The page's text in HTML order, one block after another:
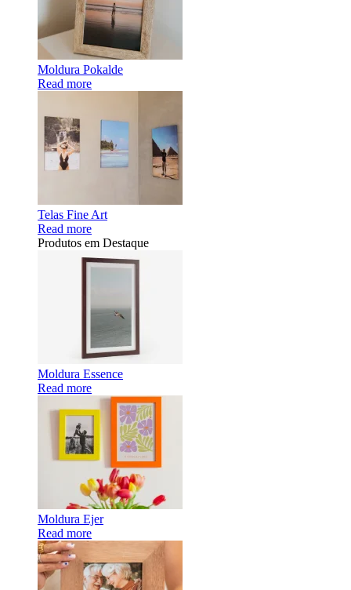
Moldura Pokalde
Read more
Telas Fine Art
Read more
Produtos em Destaque
Moldura Essence
Read more
Moldura Ejer
Read more